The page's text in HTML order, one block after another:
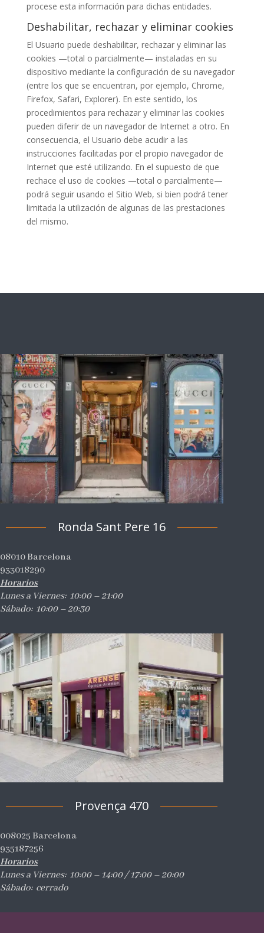
procese esta información para dichas entidades.
Deshabilitar, rechazar y eliminar cookies
El Usuario puede deshabilitar, rechazar y eliminar las
cookies —total o parcialmente— instaladas en su
dispositivo mediante la configuración de su navegador
(entre los que se encuentran, por ejemplo, Chrome,
Firefox, Safari, Explorer). En este sentido, los
procedimientos para rechazar y eliminar las cookies
pueden diferir de un navegador de Internet a otro. En
consecuencia, el Usuario debe acudir a las
instrucciones facilitadas por el propio navegador de
Internet que esté utilizando. En el supuesto de que
rechace el uso de cookies —total o parcialmente—
podrá seguir usando el Sitio Web, si bien podrá tener
limitada la utilización de algunas de las prestaciones
del mismo.
Ronda Sant Pere 16
08010 Barcelona
933018290
Horarios
Lunes a Viernes: 10:00 – 21:00
Sábado: 10:00 – 20:30
Provença 470
008025 Barcelona
935187256
Horarios
Lunes a Viernes: 10:00 – 14:00 / 17:00 – 20:00
Sábado: cerrado